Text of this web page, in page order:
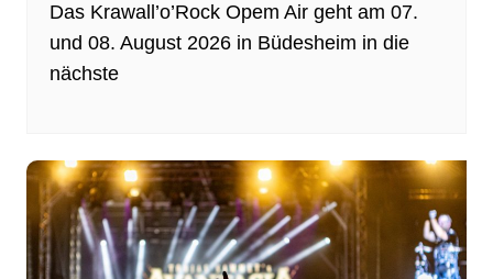
Das Krawall’o’Rock Opem Air geht am 07.
und 08. August 2026 in Büdesheim in die
nächste